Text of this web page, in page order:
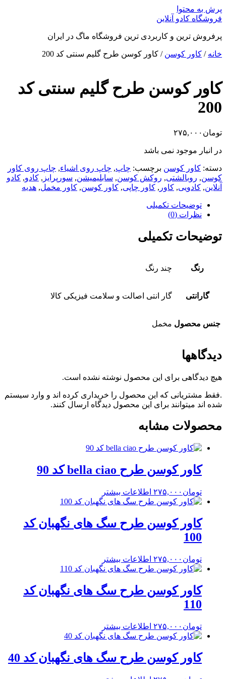
پرش به محتوا
فروشگاه کادو آنلاین
پرفروش ترین و کاربردی ترین فروشگاه ماگ در ایران
خانه / کاور کوسن / کاور کوسن طرح گلیم سنتی کد 200
کاور کوسن طرح گلیم سنتی کد
200
تومان ۲۷۵,۰۰۰
در انبار موجود نمی باشد
دسته: کاور کوسن برچسب: چاپ, چاپ روی اشیاء, چاپ روی کاور
کوسن, روبالشتی, روکش کوسن, سابلیمیشن, سورپرایز , کادو, کادو
آنلاین, کادویی, کاور , کاور چاپی, کاور کوسن, کاور مخمل, هدیه
توضیحات تکمیلی
نظرات (0)
توضیحات تکمیلی
رنگ چند رنگ
گارانتی گار انتی اصالت و سلامت فیزیکی کالا
جنس محصول مخمل
دیدگاهها
هیچ دیدگاهی برای این محصول نوشته نشده است.
.فقط مشتریانی که این محصول را خریداری کرده اند و وارد سیستم
شده اند میتوانند برای این محصول دیدگاه ارسال کنند.
محصولات مشابه
کاور کوسن طرح bella ciao کد 90
تومان ۲۷۵,۰۰۰ اطلاعات بیشتر
کاور کوسن طرح سگ های نگهبان کد
100
تومان ۲۷۵,۰۰۰ اطلاعات بیشتر
کاور کوسن طرح سگ های نگهبان کد
110
تومان ۲۷۵,۰۰۰ اطلاعات بیشتر
کاور کوسن طرح سگ های نگهبان کد 40